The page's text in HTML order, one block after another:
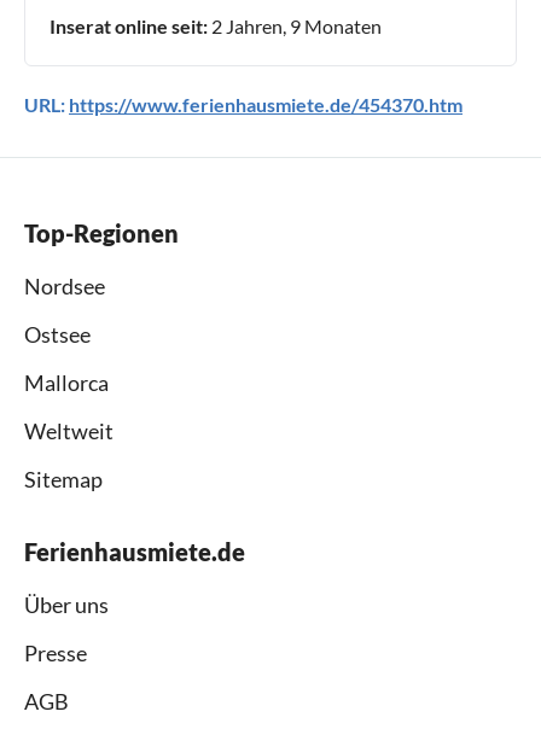
Inserat online seit: 2 Jahren, 9 Monaten
URL: https://www.ferienhausmiete.de/454370.htm
Top-Regionen
Nordsee
Ostsee
Mallorca
Weltweit
Sitemap
Ferienhausmiete.de
Über uns
Presse
AGB